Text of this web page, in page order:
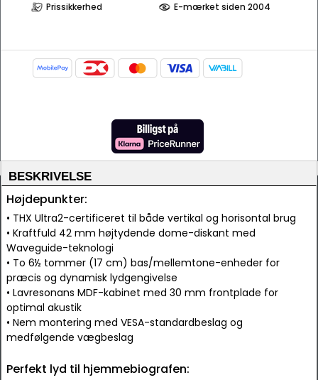
Prissikkerhed
E-mærket siden 2004
BESKRIVELSE
Højdepunkter:
• THX Ultra2-certificeret til både vertikal og horisontal brug
• Kraftfuld 42 mm højtydende dome-diskant med
Waveguide-teknologi
• To 6½ tommer (17 cm) bas/mellemtone-enheder for
præcis og dynamisk lydgengivelse
• Lavresonans MDF-kabinet med 30 mm frontplade for
optimal akustik
• Nem montering med VESA-standardbeslag og
medfølgende vægbeslag
Perfekt lyd til hjemmebiografen: